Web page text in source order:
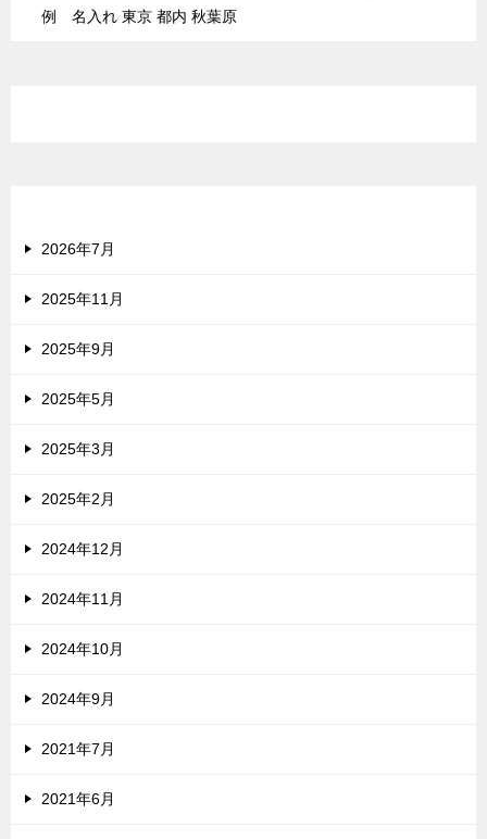
例 名入れ 東京 都内 秋葉原
2026年7月
2025年11月
2025年9月
2025年5月
2025年3月
2025年2月
2024年12月
2024年11月
2024年10月
2024年9月
2021年7月
2021年6月